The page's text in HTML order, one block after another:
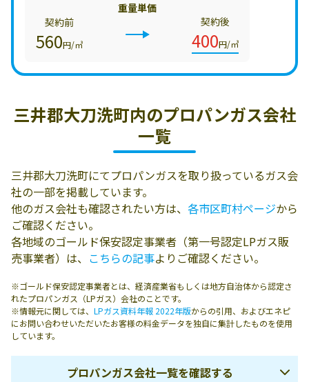
重量単価
契約前
560円/㎥
契約後
400円/㎥
三井郡大刀洗町内のプロパンガス会社
一覧
三井郡大刀洗町にてプロパンガスを取り扱っているガス会
社の一部を掲載しています。
他のガス会社も確認されたい方は、 各市区町村ページから
ご確認ください。
各地域のゴールド保安認定事業者（第一号認定LPガス販
売事業者）は、 こちらの記事よりご確認ください。
※ゴールド保安認定事業者とは、経済産業省もしくは地方自治体から認定さ
れたプロパンガス（LPガス）会社のことです。
※情報元に関しては、 LPガス資料年報 2022年版からの引用、およびエネピ
にお問い合わせいただいたお客様の料金データを独自に集計したものを使用
しています。
プロパンガス会社一覧を確認する